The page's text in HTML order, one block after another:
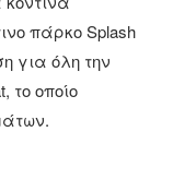
πάρκο Splash
για όλη την
το οποίο